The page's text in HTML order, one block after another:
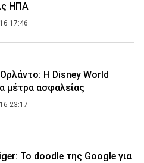
ΗΠΑ
17:46
H Disney World
μέτρα ασφαλείας
23:17
Το doodle της Google για